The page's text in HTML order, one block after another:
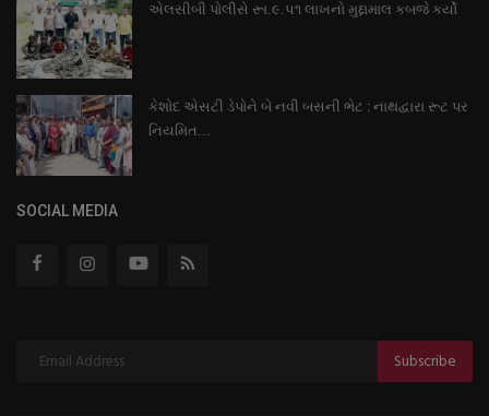
એલસીબી પોલીસે રૂા.૯.૫૧ લાખનો મુદ્દામાલ કબજે કર્યો
કેશોદ એસટી ડેપોને બે નવી બસની ભેટ : નાથદ્વારા રૂટ પર
નિયમિત...
SOCIAL MEDIA
Subscribe